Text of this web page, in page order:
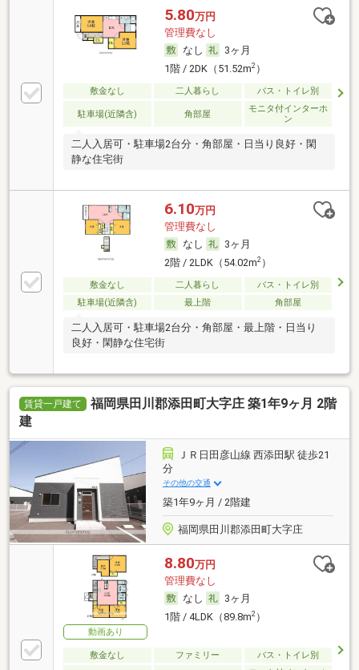
5.80万円
管理費なし
なし
3ヶ月
1階 / 2DK（51.52m2）
敷金なし 二人暮らし バス・トイレ別
駐車場(近隣含) 角部屋
モニタ付インターホ
ン
二人入居可・駐車場2台分・角部屋・日当り良好・閑
静な住宅街
6.10万円
管理費なし
なし
3ヶ月
2階 / 2LDK（54.02m2）
敷金なし 二人暮らし
バス・トイレ別
駐車場(近隣含)
最上階 角部屋
二人入居可・駐車場2台分・角部屋・最上階・日当り
良好・閑静な住宅街
賃貸一戸建て
福岡県田川郡添田町大字庄 築1年9ヶ月 2階
建
ＪＲ日田彦山線 西添田駅 徒歩21
分
その他の交通
築1年9ヶ月 / 2階建
福岡県田川郡添田町大字庄
動画あり
8.80万円
管理費なし
なし
3ヶ月
1階 / 4LDK（89.8m2）
敷金なし ファミリー
バス・トイレ別